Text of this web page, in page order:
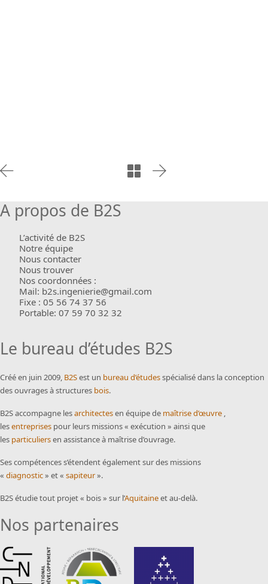
A propos de B2S
L’activité de B2S
Notre équipe
Nous contacter
Nous trouver
Nos coordonnées :
Mail: b2s.ingenierie@gmail.com
Fixe : 05 56 74 37 56
Portable: 07 59 70 32 32
Le bureau d’études B2S
Créé en juin 2009, B2Sest un bureau d’étudesspécialisé dans la conception
des ouvrages à structures bois.
B2S accompagne lesarchitectesen équipe de maîtrise d’œuvre ,
lesentreprises pour leurs missions « exécution » ainsi que
les particuliersen assistance à maîtrise d’ouvrage.
Ses compétences s’étendent également sur des missions
« diagnostic» et « sapiteur».
B2S étudie tout projet « bois » sur l’Aquitaineet au-delà.
Nos partenaires